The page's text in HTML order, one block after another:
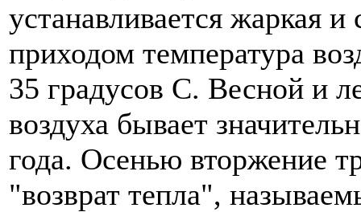
устанавливается жаркая
приходом температура
35 градусов С. Весной и
воздуха бывает
года. Осенью вторжение
"возврат тепла",